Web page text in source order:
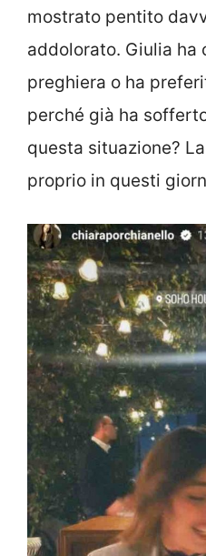
mostrato pentito
addolorato. Giulia ha
preghiera o ha
perché già ha
questa situazione?
proprio in questi